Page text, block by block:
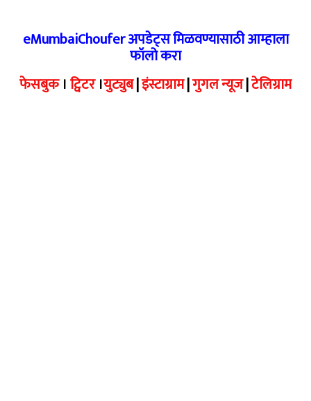
eMumbaiChoufer अपडेट्स मिळवण्यासाठी आम्हाला
फॉलो करा
फेसबुक।ट्विटर।युट्युब|इंस्टाग्राम|गुगल न्यूज|टेलिग्राम